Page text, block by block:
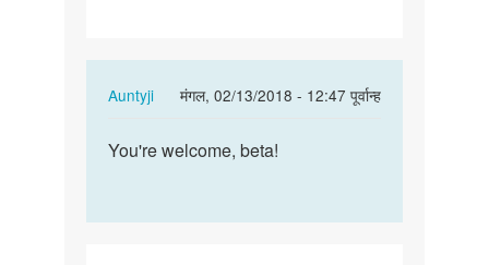
Auntyji
मंगल, 02/13/2018 - 12:47 पूर्वान्ह
In
to
by
You're
You're welcome, beta!